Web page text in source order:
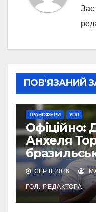
ПОВ’ЯЗАНИЙ
ТРАНСФЕРИ УПЛ
Офіційно:
Анхеля
СЕР 8, 2026
ГОЛ. РЕДАКТОРА